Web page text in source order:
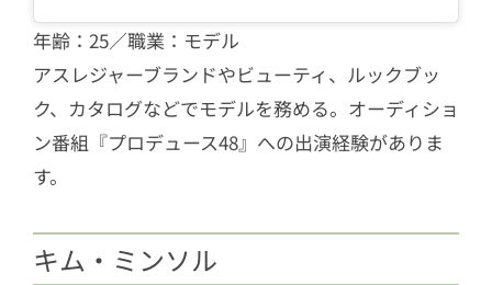
年齢：25／職業：モデル
アスレジャーブランドやビューティ、ルックブッ
ク、カタログなどでモデルを務める。オーディショ
ン番組『プロデュース48』への出演経験がありま
す。
キム・ミンソル